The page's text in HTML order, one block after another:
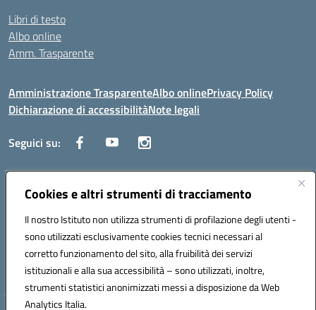
Cookies e altri strumenti di tracciamento
Il nostro Istituto non utilizza strumenti di profilazione degli utenti -
sono utilizzati esclusivamente cookies tecnici necessari al
corretto funzionamento del sito, alla fruibilità dei servizi
istituzionali e alla sua accessibilità – sono utilizzati, inoltre,
strumenti statistici anonimizzati messi a disposizione da Web
Analytics Italia.
Libri di testo
Albo online
Amm. Trasparente
Amministrazione TrasparenteAlbo onlinePrivacy Policy
Dichiarazione di accessibilitàNote legali
Seguici su:
Indirizzo:Lecce
Posta elettronica certificata (PEC):leis03400t@pec.istruzione.it
Codice fiscale: 80010750752
Codice meccanografico: leis03400t